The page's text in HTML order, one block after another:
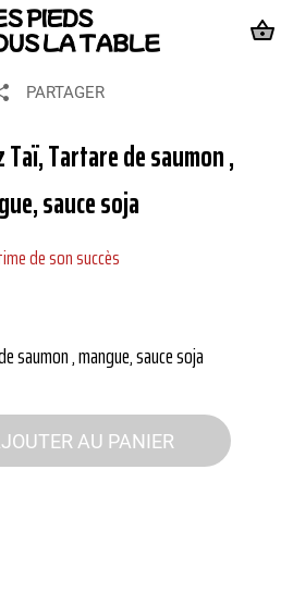
PARTAGER
Taï, Tartare de saumon ,
sauce soja
de son succès
saumon , mangue, sauce soja
AU PANIER